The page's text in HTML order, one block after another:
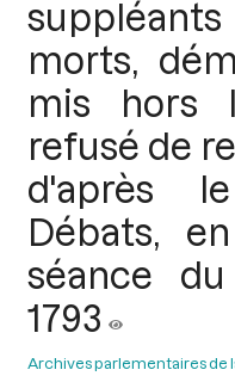
morts,
mis hors
refusé de
d'après
Débats,
séance
1793
Archives parlementaires de